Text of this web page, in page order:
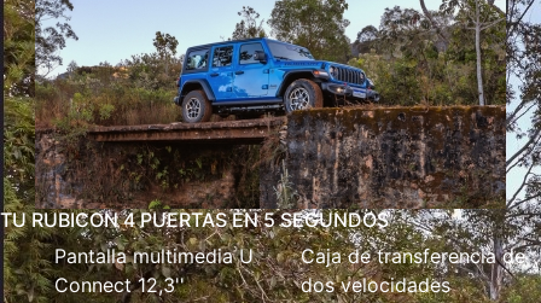
TU RUBICON 4 PUERTAS EN 5 SEGUNDOS
Pantalla multimedia U
Connect 12,3''
Caja de transferencia de
dos velocidades